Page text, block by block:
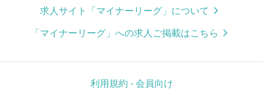
求人サイト「マイナーリーグ」について
「マイナーリーグ」への求人ご掲載はこちら
利用規約 - 会員向け